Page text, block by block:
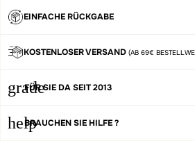
EINFACHE RÜCKGABE
KOSTENLOSER VERSAND (AB 69€
grade
FÜR SIE DA SEIT 2013
helpBRAUCHEN SIE HILFE ?